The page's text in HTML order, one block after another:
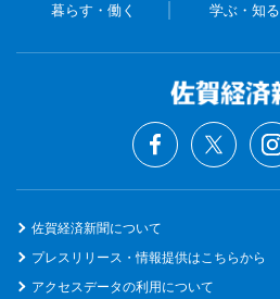
暮らす・働く 学ぶ・知る
佐賀経済新聞について
プレスリリース・情報提供はこちらから
アクセスデータの利用について